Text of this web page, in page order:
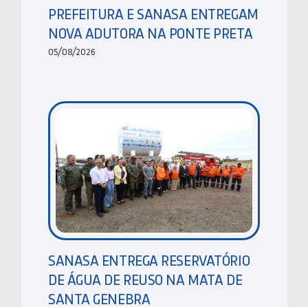
PREFEITURA E SANASA ENTREGAM
NOVA ADUTORA NA PONTE PRETA
05/08/2026
SANASA ENTREGA RESERVATÓRIO
DE ÁGUA DE REUSO NA MATA DE
SANTA GENEBRA